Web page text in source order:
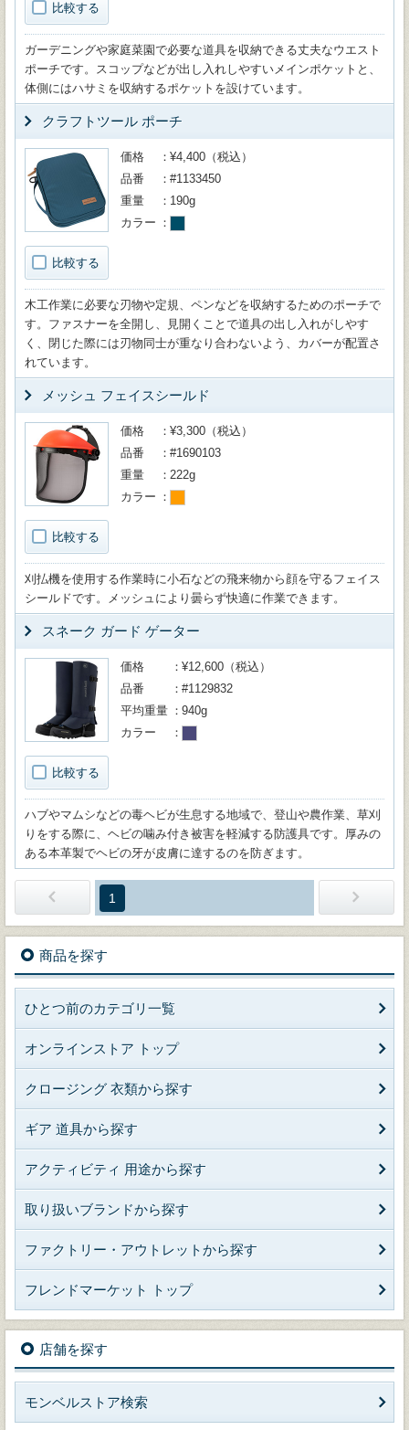
比較する
ガーデニングや家庭菜園で必要な道具を収納できる丈夫なウエスト
ポーチです。スコップなどが出し入れしやすいメインポケットと、
体側にはハサミを収納するポケットを設けています。
クラフトツール ポーチ
比較する
価格
¥4,400（税込）
品番
#1133450
重量
190g
カラー
木工作業に必要な刃物や定規、ペンなどを収納するためのポーチで
す。ファスナーを全開し、見開くことで道具の出し入れがしやす
く、閉じた際には刃物同士が重なり合わないよう、カバーが配置さ
れています。
メッシュ フェイスシールド
比較する
価格
¥3,300（税込）
品番
#1690103
重量
222g
カラー
刈払機を使用する作業時に小石などの飛来物から顔を守るフェイス
シールドです。メッシュにより曇らず快適に作業できます。
スネーク ガード ゲーター
比較する
価格
¥12,600（税込）
品番
#1129832
平均重量
940g
カラー
ハブやマムシなどの毒ヘビが生息する地域で、登山や農作業、草刈
りをする際に、ヘビの噛み付き被害を軽減する防護具です。厚みの
ある本革製でヘビの牙が皮膚に達するのを防ぎます。
1
商品を探す
ひとつ前のカテゴリ一覧
オンラインストア トップ
クロージング 衣類から探す
ギア 道具から探す
アクティビティ 用途から探す
取り扱いブランドから探す
ファクトリー・アウトレットから探す
フレンドマーケット トップ
店舗を探す
モンベルストア検索